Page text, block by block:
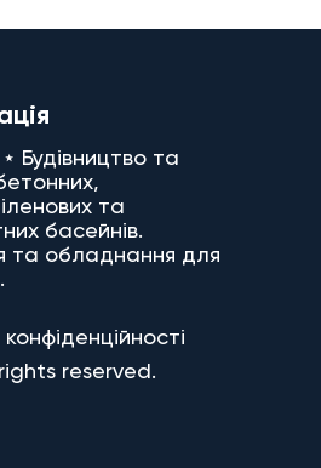
Будівництво та
та
басейнів.
та обладнання для
reserved.